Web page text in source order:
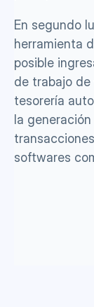
En segundo
herramienta
posible
de trabajo de
tesorería
la
softwares